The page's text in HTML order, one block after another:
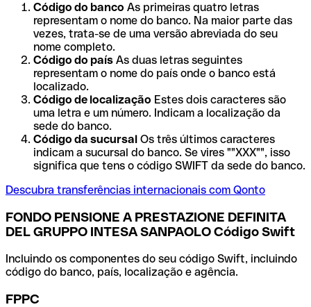
Código do banco As primeiras quatro letras
representam o nome do banco. Na maior parte das
vezes, trata-se de uma versão abreviada do seu
nome completo.
Código do país As duas letras seguintes
representam o nome do país onde o banco está
localizado.
Código de localização Estes dois caracteres são
uma letra e um número. Indicam a localização da
sede do banco.
Código da sucursal Os três últimos caracteres
indicam a sucursal do banco. Se vires ""XXX"", isso
significa que tens o código SWIFT da sede do banco.
Descubra transferências internacionais com Qonto
FONDO PENSIONE A PRESTAZIONE DEFINITA
DEL GRUPPO INTESA SANPAOLO Código Swift
Incluindo os componentes do seu código Swift, incluindo
código do banco, país, localização e agência.
FPPC